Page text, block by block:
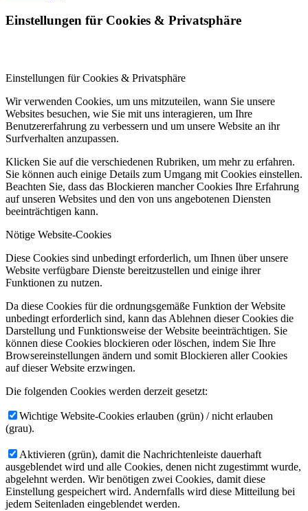
Einstellungen für Cookies & Privatsphäre
Einstellungen für Cookies & Privatsphäre
Wir verwenden Cookies, um uns mitzuteilen, wann Sie unsere
Websites besuchen, wie Sie mit uns interagieren, um Ihre
Benutzererfahrung zu verbessern und um unsere Website an ihr
Surfverhalten anzupassen.
Klicken Sie auf die verschiedenen Rubriken, um mehr zu erfahren.
Sie können auch einige Details zum Umgang mit Cookies einstellen.
Beachten Sie, dass das Blockieren mancher Cookies Ihre Erfahrung
auf unseren Websites und den von uns angebotenen Diensten
beeinträchtigen kann.
Nötige Website-Cookies
Diese Cookies sind unbedingt erforderlich, um Ihnen über unsere
Website verfügbare Dienste bereitzustellen und einige ihrer
Funktionen zu nutzen.
Da diese Cookies für die ordnungsgemäße Funktion der Website
unbedingt erforderlich sind, kann das Ablehnen dieser Cookies die
Darstellung und Funktionsweise der Website beeinträchtigen. Sie
können diese Cookies blockieren oder löschen, indem Sie Ihre
Browsereinstellungen ändern und somit Blockieren aller Cookies
auf dieser Website erzwingen.
Die folgenden Cookies werden derzeit gesetzt:
Wichtige Website-Cookies erlauben (grün) / nicht erlauben
(grau).
Aktivieren (grün), damit die Nachrichtenleiste dauerhaft
ausgeblendet wird und alle Cookies, denen nicht zugestimmt wurde,
abgelehnt werden. Wir benötigen zwei Cookies, damit diese
Einstellung gespeichert wird. Andernfalls wird diese Mitteilung bei
jedem Seitenladen eingeblendet werden.